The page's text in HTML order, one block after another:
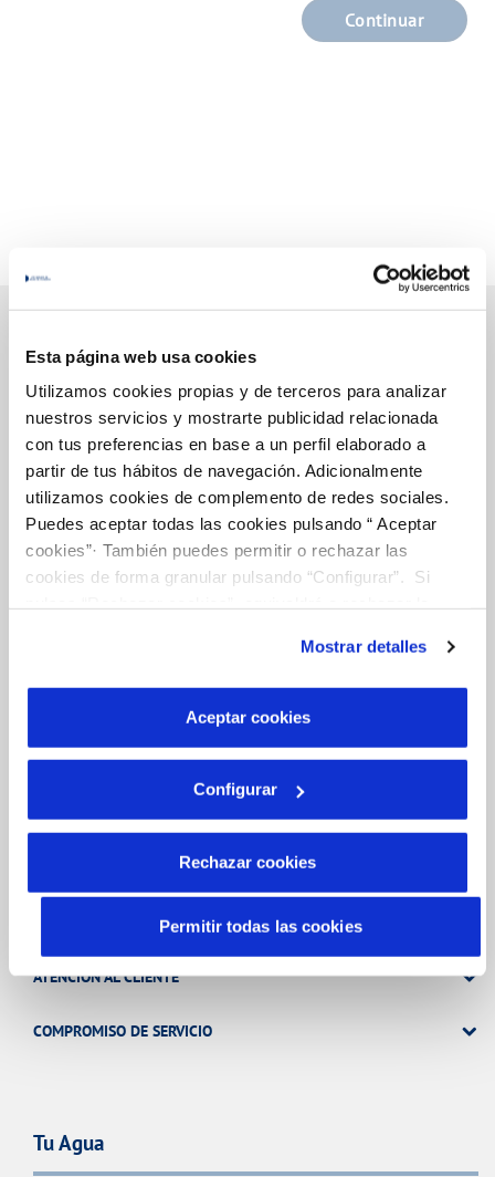
Esta página web usa cookies
Utilizamos cookies propias y de terceros para analizar
nuestros servicios y mostrarte publicidad relacionada
con tus preferencias en base a un perfil elaborado a
partir de tus hábitos de navegación. Adicionalmente
utilizamos cookies de complemento de redes sociales.
Puedes aceptar todas las cookies pulsando “ Aceptar
cookies”· También puedes permitir o rechazar las
cookies de forma granular pulsando “Configurar”. Si
son indispensables para que el sitio web funcione y que
por tanto no se pueden desactivar. Puedes consultar
más información en nuestraPolítica de Cookies
Mostrar detalles
Aceptar cookies
Configurar
Rechazar cookies
Permitir todas las cookies
Continuar
Gestiones Online
FACTURAS, PAGOS Y CONSUMOS
CONTRATOS
MODIFICACIÓN DE DATOS
INCIDENCIAS
OTRAS GESTIONES
FACTURAS Y PRECIOS
ATENCIÓN AL CLIENTE
COMPROMISO DE SERVICIO
Tu Agua